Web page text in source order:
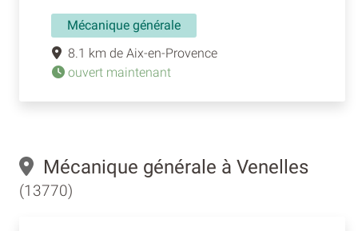
Mécanique générale
8.1 km de Aix-en-Provence
ouvert maintenant
Mécanique générale à Venelles
(13770)